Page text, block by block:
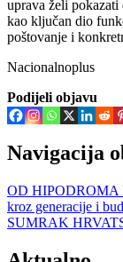
uprava želi pokazati
kao ključan dio
poštovanje i
Nacionalnoplus
Podijeli objavu
Navigacija
OD HIPODROMA
kroz generacije i
SUMRAK